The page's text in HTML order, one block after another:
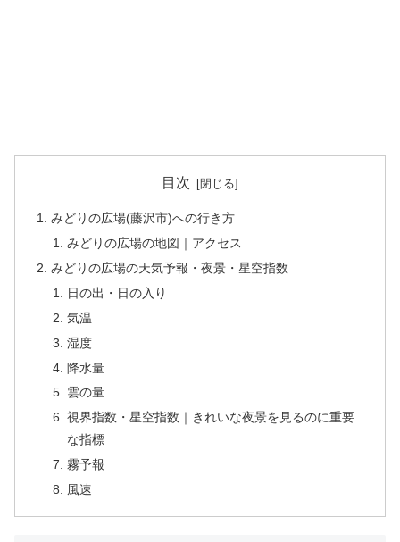
目次
みどりの広場(藤沢市)への行き方
みどりの広場の地図｜アクセス
みどりの広場の天気予報・夜景・星空指数
日の出・日の入り
気温
湿度
降水量
雲の量
視界指数・星空指数｜きれいな夜景を見るのに重要
な指標
霧予報
風速